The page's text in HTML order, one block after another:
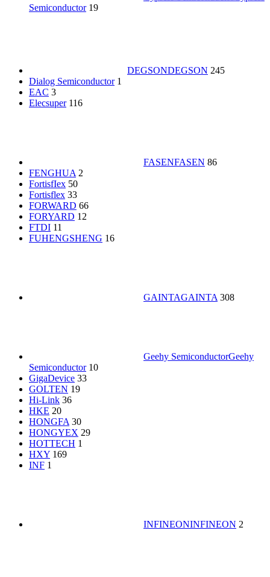
Semiconductor 19
DEGSONDEGSON 245
Dialog Semiconductor 1
EAC 3
Elecsuper 116
FASENFASEN 86
FENGHUA 2
FortisfIex 50
Fortisflex 33
FORWARD 66
FORYARD 12
FTDI 11
FUHENGSHENG 16
GAINTAGAINTA 308
Geehy SemiconductorGeehy
Semiconductor 10
GigaDevice 33
GOLTEN 19
Hi-Link 36
HKE 20
HONGFA 30
HONGYEX 29
HOTTECH 1
HXY 169
INF 1
INFINEONINFINEON 2